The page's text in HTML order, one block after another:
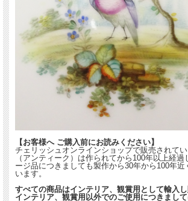
【お客様へ ご購入前にお読みください】
チェリッシュオンラインショップで販売されて
（アンティーク）は作られてから100年以上経
ージ品につきましても製作から30年から100年
います。
すべての商品はインテリア、観賞用として輸入し
インテリア、観賞用以外でのご使用につきまし